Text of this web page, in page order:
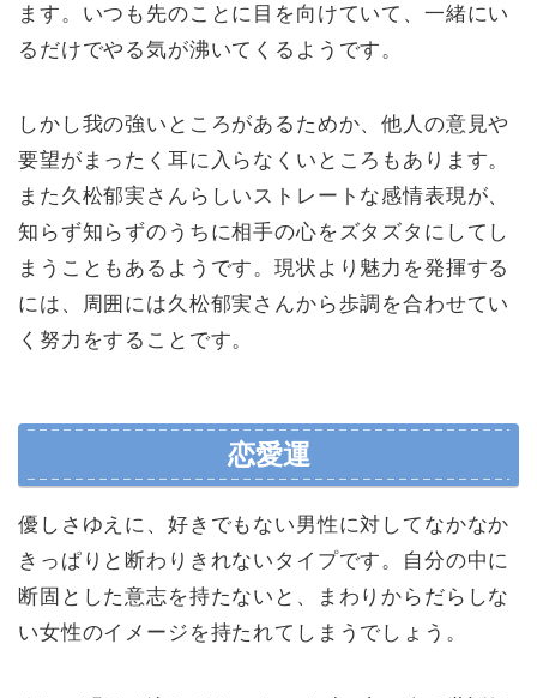
ます。いつも先のことに目を向けていて、一緒にい
るだけでやる気が沸いてくるようです。
しかし我の強いところがあるためか、他人の意見や
要望がまったく耳に入らなくいところもあります。
また久松郁実さんらしいストレートな感情表現が、
知らず知らずのうちに相手の心をズタズタにしてし
まうこともあるようです。現状より魅力を発揮する
には、周囲には久松郁実さんから歩調を合わせてい
く努力をすることです。
恋愛運
優しさゆえに、好きでもない男性に対してなかなか
きっぱりと断わりきれないタイプです。自分の中に
断固とした意志を持たないと、まわりからだらしな
い女性のイメージを持たれてしまうでしょう。